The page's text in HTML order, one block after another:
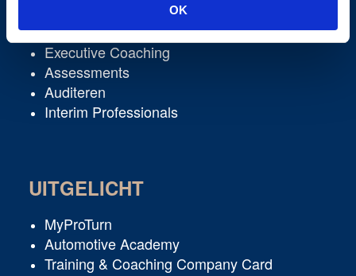
OK
Learning & Development
Corporate Academies
Executive Coaching
Assessments
Auditeren
Interim Professionals
UITGELICHT
MyProTurn
Automotive Academy
Training & Coaching Company Card